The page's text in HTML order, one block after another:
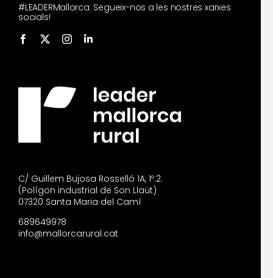
#LEADERMallorca: Segueix-nos a les nostres xarxes
socials!
C/ Guillem Bujosa Rosselló 1A, 1º.2.
(Polígon industrial de Son Llaüt)
07320 Santa Maria del Camí
689649978
info@mallorcarural.cat